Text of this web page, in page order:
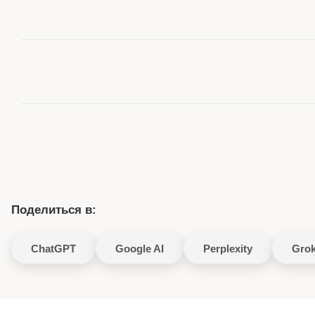
Поделиться в:
ChatGPT Google AI Perplexity